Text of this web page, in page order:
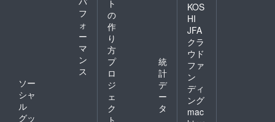
フ
ォ
ー
マ
ン
ス
ソー
シャ
ル
グッ
ト
の
作
り
方
プ
ロ
ジ
ェ
ク
ト
統
計
デ
ー
タ
KOS
HI
JFA
クラ
ウド
ファ
ン
ディ
ング
mac